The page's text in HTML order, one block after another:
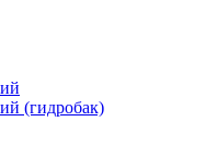
(гидробак)